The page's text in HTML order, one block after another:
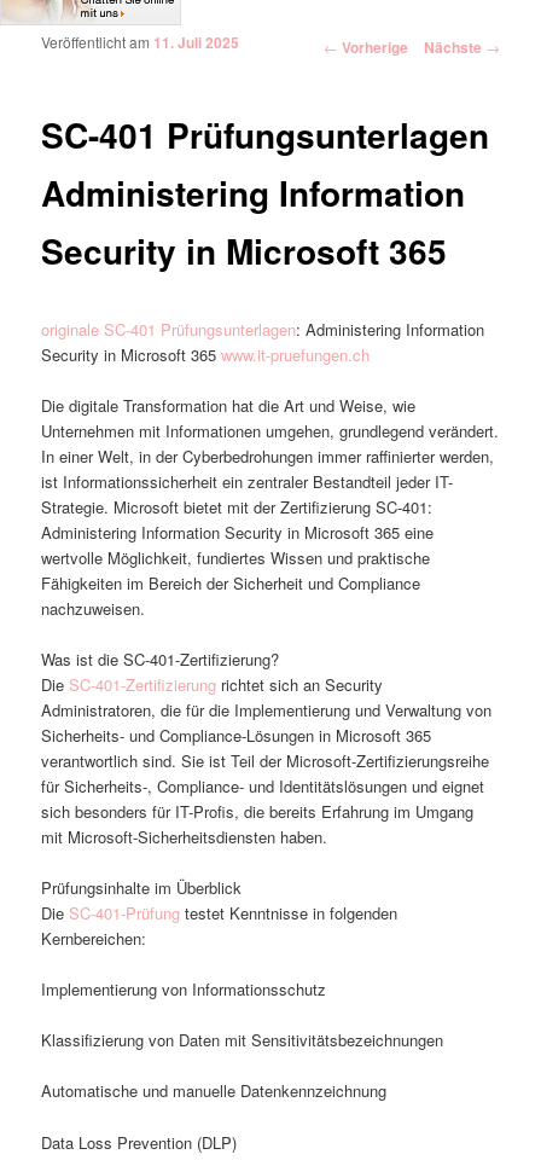
Artikelnavigation
← Vorherige Nächste →
SC-401 Prüfungsunterlagen
Administering Information
Security in Microsoft 365
Veröffentlicht am 11. Juli 2025
originale SC-401 Prüfungsunterlagen: Administering Information
Security in Microsoft 365www.it-pruefungen.ch
Die digitale Transformation hat die Art und Weise, wie
Unternehmen mit Informationen umgehen, grundlegend verändert.
In einer Welt, in der Cyberbedrohungen immer raffinierter werden,
ist Informationssicherheit ein zentraler Bestandteil jeder IT-
Strategie. Microsoft bietet mit der Zertifizierung SC-401:
Administering Information Security in Microsoft 365 eine
wertvolle Möglichkeit, fundiertes Wissen und praktische
Fähigkeiten im Bereich der Sicherheit und Compliance
nachzuweisen.
Was ist die SC-401-Zertifizierung?
Die SC-401-Zertifizierung richtet sich an Security
Administratoren, die für die Implementierung und Verwaltung von
Sicherheits- und Compliance-Lösungen in Microsoft 365
verantwortlich sind. Sie ist Teil der Microsoft-Zertifizierungsreihe
für Sicherheits-, Compliance- und Identitätslösungen und eignet
sich besonders für IT-Profis, die bereits Erfahrung im Umgang
mit Microsoft-Sicherheitsdiensten haben.
Prüfungsinhalte im Überblick
Die SC-401-Prüfung testet Kenntnisse in folgenden
Kernbereichen:
Implementierung von Informationsschutz
Klassifizierung von Daten mit Sensitivitätsbezeichnungen
Automatische und manuelle Datenkennzeichnung
Data Loss Prevention (DLP)